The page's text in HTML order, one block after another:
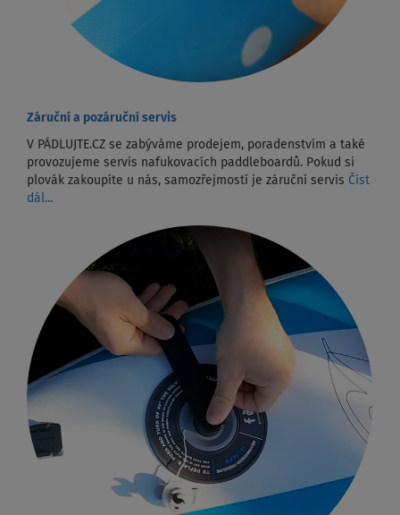
Záruční a pozáruční servis
V PÁDLUJTE.CZ se zabýváme prodejem, poradenstvím a také
provozujeme servis nafukovacích paddleboardů. Pokud si
plovák zakoupíte u nás, samozřejmostí je záruční servis Číst
dál...